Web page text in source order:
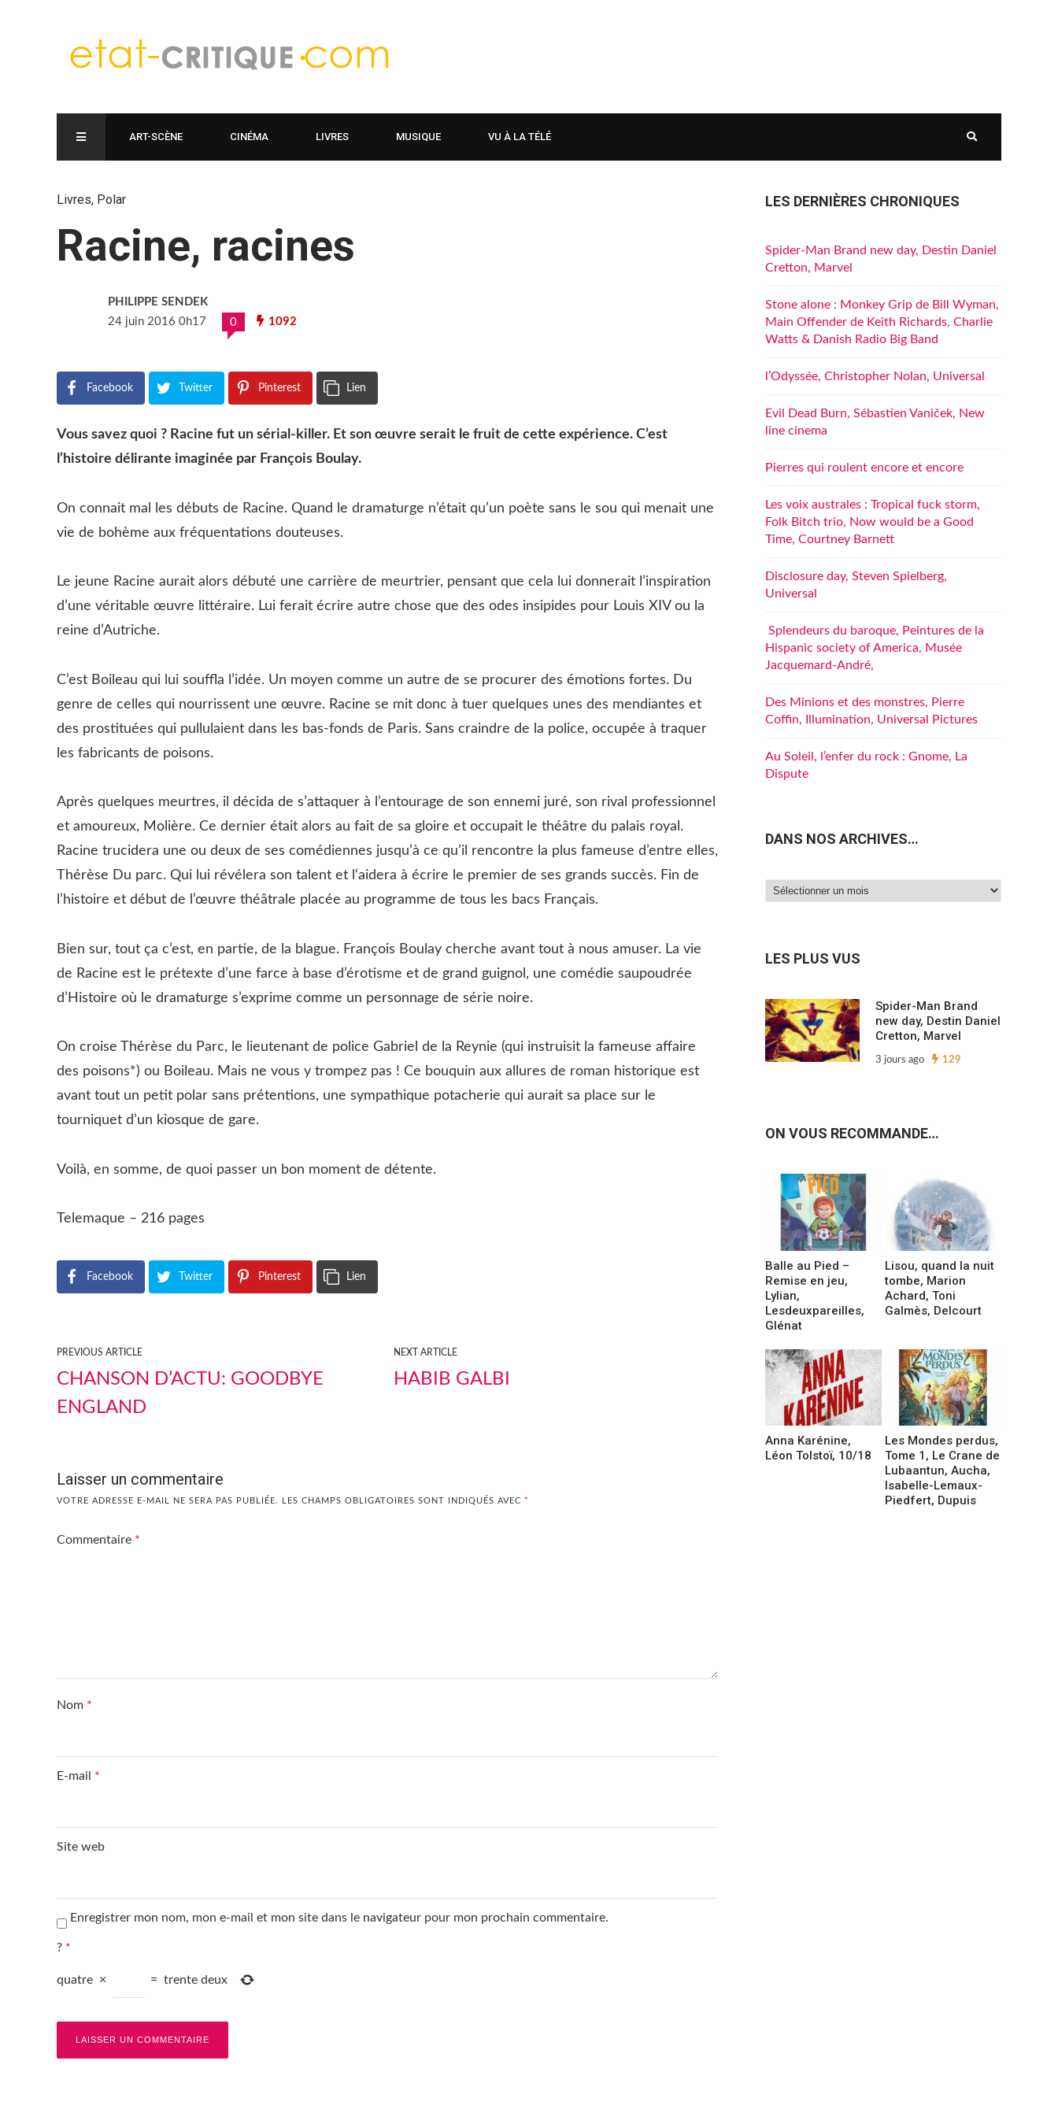
ART-SCÈNE CINÉMA LIVRES MUSIQUE VU À LA TÉLÉ
Livres, Polar
Racine, racines
PHILIPPE SENDEK
24 juin 2016 0h17
0 1092
Facebook Twitter Pinterest Lien
Vous savez quoi ? Racine fut un sérial-killer. Et son œuvre serait le fruit de cette expérience. C’est
l’histoire délirante imaginée par François Boulay.
On connait mal les débuts de Racine. Quand le dramaturge n’était qu’un poète sans le sou qui menait une
vie de bohème aux fréquentations douteuses.
Le jeune Racine aurait alors débuté une carrière de meurtrier, pensant que cela lui donnerait l’inspiration
d’une véritable œuvre littéraire. Lui ferait écrire autre chose que des odes insipides pour Louis XIV ou la
reine d’Autriche.
C’est Boileau qui lui souffla l’idée. Un moyen comme un autre de se procurer des émotions fortes. Du
genre de celles qui nourrissent une œuvre. Racine se mit donc à tuer quelques unes des mendiantes et
des prostituées qui pullulaient dans les bas-fonds de Paris. Sans craindre de la police, occupée à traquer
les fabricants de poisons.
Après quelques meurtres, il décida de s’attaquer à l’entourage de son ennemi juré, son rival professionnel
et amoureux, Molière. Ce dernier était alors au fait de sa gloire et occupait le théâtre du palais royal.
Racine trucidera une ou deux de ses comédiennes jusqu’à ce qu’il rencontre la plus fameuse d’entre elles,
Thérèse Du parc. Qui lui révélera son talent et l‘aidera à écrire le premier de ses grands succès. Fin de
l’histoire et début de l’œuvre théâtrale placée au programme de tous les bacs Français.
Bien sur, tout ça c’est, en partie, de la blague. François Boulay cherche avant tout à nous amuser. La vie
de Racine est le prétexte d’une farce à base d’érotisme et de grand guignol, une comédie saupoudrée
d’Histoire où le dramaturge s’exprime comme un personnage de série noire.
On croise Thérèse du Parc, le lieutenant de police Gabriel de la Reynie (qui instruisit la fameuse affaire
des poisons*) ou Boileau. Mais ne vous y trompez pas ! Ce bouquin aux allures de roman historique est
avant tout un petit polar sans prétentions, une sympathique potacherie qui aurait sa place sur le
tourniquet d’un kiosque de gare.
Voilà, en somme, de quoi passer un bon moment de détente.
Telemaque – 216 pages
Facebook Twitter Pinterest Lien
PREVIOUS ARTICLE
CHANSON D’ACTU: GOODBYE
ENGLAND
NEXT ARTICLE
HABIB GALBI
Laisser un commentaire
VOTRE ADRESSE E-MAIL NE SERA PAS PUBLIÉE. LES CHAMPS OBLIGATOIRES SONT INDIQUÉS AVEC *
Commentaire *
Nom *
E-mail *
Site web
Enregistrer mon nom, mon e-mail et mon site dans le navigateur pour mon prochain commentaire.
? *
quatre × = trente deux
LES DERNIÈRES CHRONIQUES
Spider-Man Brand new day, Destin Daniel
Cretton, Marvel
Stone alone : Monkey Grip de Bill Wyman,
Main Offender de Keith Richards, Charlie
Watts & Danish Radio Big Band
l’Odyssée, Christopher Nolan, Universal
Evil Dead Burn, Sébastien Vaniček, New
line cinema
Pierres qui roulent encore et encore
Les voix australes : Tropical fuck storm,
Folk Bitch trio, Now would be a Good
Time, Courtney Barnett
Disclosure day, Steven Spielberg,
Universal
Splendeurs du baroque, Peintures de la
Hispanic society of America, Musée
Jacquemard-André,
Des Minions et des monstres, Pierre
Coffin, Illumination, Universal Pictures
Au Soleil, l’enfer du rock : Gnome, La
Dispute
DANS NOS ARCHIVES…
Dans
LES PLUS VUS
Spider-Man Brand
new day, Destin Daniel
Cretton, Marvel
3 jours ago 129
ON VOUS RECOMMANDE…
Balle au Pied –
Remise en jeu,
Lylian,
Lesdeuxpareilles,
Glénat
Lisou, quand la nuit
tombe, Marion
Achard, Toni
Galmès, Delcourt
Anna Karénine,
Léon Tolstoï, 10/18
Les Mondes perdus,
Tome 1, Le Crane de
Lubaantun, Aucha,
Isabelle-Lemaux-
Piedfert, Dupuis